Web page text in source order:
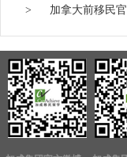
> 加拿大前移民